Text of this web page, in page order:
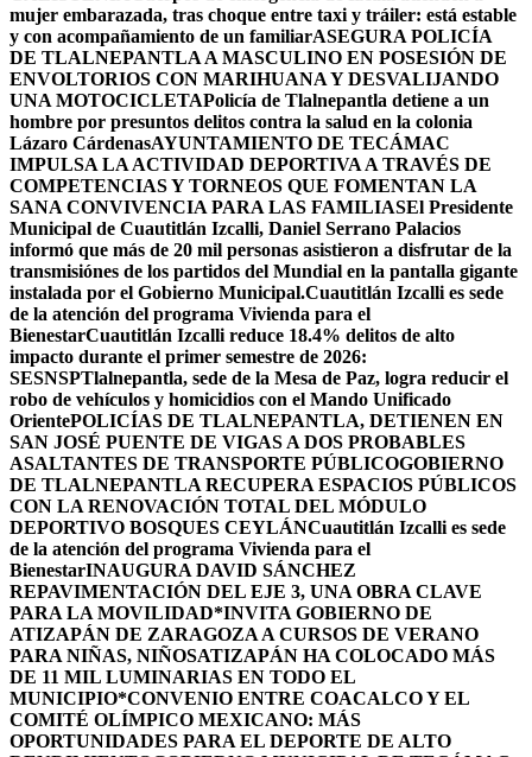
mujer embarazada, tras choque entre taxi y tráiler: está estable
y con acompañamiento de un familiarASEGURA POLICÍA
DE TLALNEPANTLA A MASCULINO EN POSESIÓN DE
ENVOLTORIOS CON MARIHUANA Y DESVALIJANDO
UNA MOTOCICLETAPolicía de Tlalnepantla detiene a un
hombre por presuntos delitos contra la salud en la colonia
Lázaro CárdenasAYUNTAMIENTO DE TECÁMAC
IMPULSA LA ACTIVIDAD DEPORTIVA A TRAVÉS DE
COMPETENCIAS Y TORNEOS QUE FOMENTAN LA
SANA CONVIVENCIA PARA LAS FAMILIASEl Presidente
Municipal de Cuautitlán Izcalli, Daniel Serrano Palacios
informó que más de 20 mil personas asistieron a disfrutar de la
transmisiónes de los partidos del Mundial en la pantalla gigante
instalada por el Gobierno Municipal.Cuautitlán Izcalli es sede
de la atención del programa Vivienda para el
BienestarCuautitlán Izcalli reduce 18.4% delitos de alto
impacto durante el primer semestre de 2026:
SESNSPTlalnepantla, sede de la Mesa de Paz, logra reducir el
robo de vehículos y homicidios con el Mando Unificado
OrientePOLICÍAS DE TLALNEPANTLA, ​DETIENEN EN
SAN JOSÉ PUENTE DE VIGAS A DOS PROBABLES
ASALTANTES DE TRANSPORTE PÚBLICOGOBIERNO
DE TLALNEPANTLA RECUPERA ESPACIOS PÚBLICOS
CON LA RENOVACIÓN TOTAL DEL MÓDULO
DEPORTIVO BOSQUES CEYLÁNCuautitlán Izcalli es sede
de la atención del programa Vivienda para el
BienestarINAUGURA DAVID SÁNCHEZ
REPAVIMENTACIÓN DEL EJE 3, UNA OBRA CLAVE
PARA LA MOVILIDAD*INVITA GOBIERNO DE
ATIZAPÁN DE ZARAGOZA A CURSOS DE VERANO
PARA NIÑAS, NIÑOSATIZAPÁN HA COLOCADO MÁS
DE 11 MIL LUMINARIAS EN TODO EL
MUNICIPIO*CONVENIO ENTRE COACALCO Y EL
COMITÉ OLÍMPICO MEXICANO: MÁS
OPORTUNIDADES PARA EL DEPORTE DE ALTO